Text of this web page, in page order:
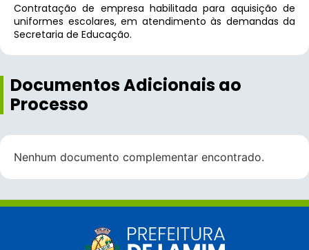
Contratação de empresa habilitada para aquisição de
uniformes escolares, em atendimento às demandas da
Secretaria de Educação.
Documentos Adicionais ao
Processo
Nenhum documento complementar encontrado.